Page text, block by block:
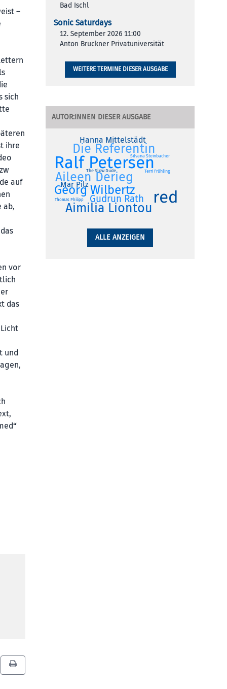
–
sich
ihre
auf
ab,
vor
das
und
Bad Ischl
Sonic Saturdays
12. September 2026 11:00
Anton Bruckner Privatuniversität
WEITERE TERMINE DIESER AUSGABE
AUTOR:INNEN DIESER AUSGABE
Ralf Petersen
red
Aileen Derieg
Aimilia Liontou
Die Referentin
Georg Wilbertz
Gudrun Rath
Hanna Mittelstädt
Mar Pilz
Silvana Steinbacher
Terri Frühling
The Slow Dude
Thomas Philipp
ALLE ANZEIGEN